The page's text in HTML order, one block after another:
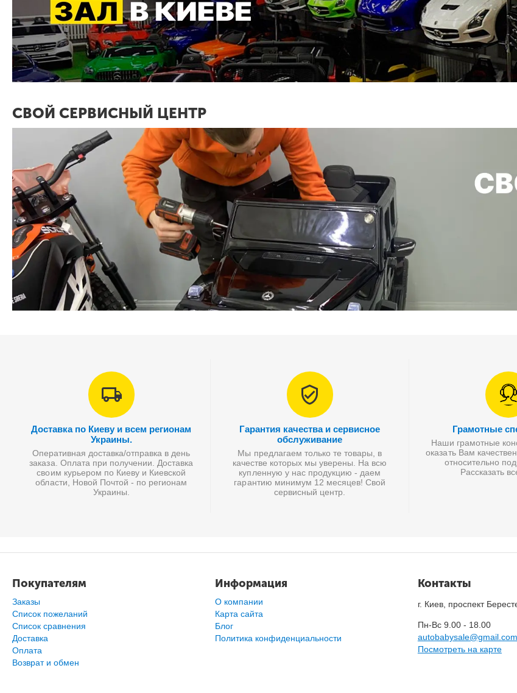
СВОЙ СЕРВИСНЫЙ ЦЕНТР
Доставка по Киеву и всем регионам
Украины.
Оперативная доставка/отправка в день
заказа. Оплата при получении. Доставка
своим курьером по Киеву и Киевской
области, Новой Почтой - по регионам
Украины.
Гарантия качества и сервисное
обслуживание
Мы предлагаем только те товары, в
качестве которых мы уверены. На всю
купленную у нас продукцию - даем
гарантию минимум 12 месяцев! Свой
сервисный центр.
Грамотные
Наши грамотные
оказать Вам
относительно
Рассказать
Покупателям
Заказы
Список пожеланий
Cписок сравнения
Доставка
Оплата
Возврат и обмен
Информация
О компании
Карта сайта
Блог
Политика конфиденциальности
Контакты
г. Киев, проспект
Пн-Вс 9.00 - 18.00
autobabysale@gmail.com
Посмотреть на карте